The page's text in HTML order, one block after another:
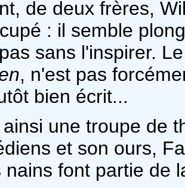
de deux frères,
: il semble
sans l'inspirer.
, n'est pas
bien écrit...
une troupe de
et son ours,
nains font partie de